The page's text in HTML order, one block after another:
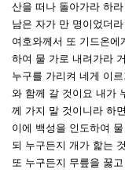
산을 떠나 돌아가라 하
남은 자가 만 명이었더라
여호와께서 또 기드온
하여 물 가로 내려가라
누구를 가리켜 네게 이
와 함께 갈 것이요 내가
께 가지 말 것이니라 하
이에 백성을 인도하여
되 누구든지 개가 핥는
또 누구든지 무릎을 꿇